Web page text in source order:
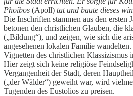
Phoibos (Apoll) tat und baute dieses
Die Inschriften stammen aus den ersten
betonen den christlichen Glauben, die
(„Bildung“), und zeigen, wie sich die
angesehenen lokalen Familie
Vignetten des christlichen Klassizismus
Hier zeigt sich keine religiöse
Vergangenheit der Stadt, deren
(„der Wälder“) geweiht war, wird
Tugenden des Eustolios zu preisen.